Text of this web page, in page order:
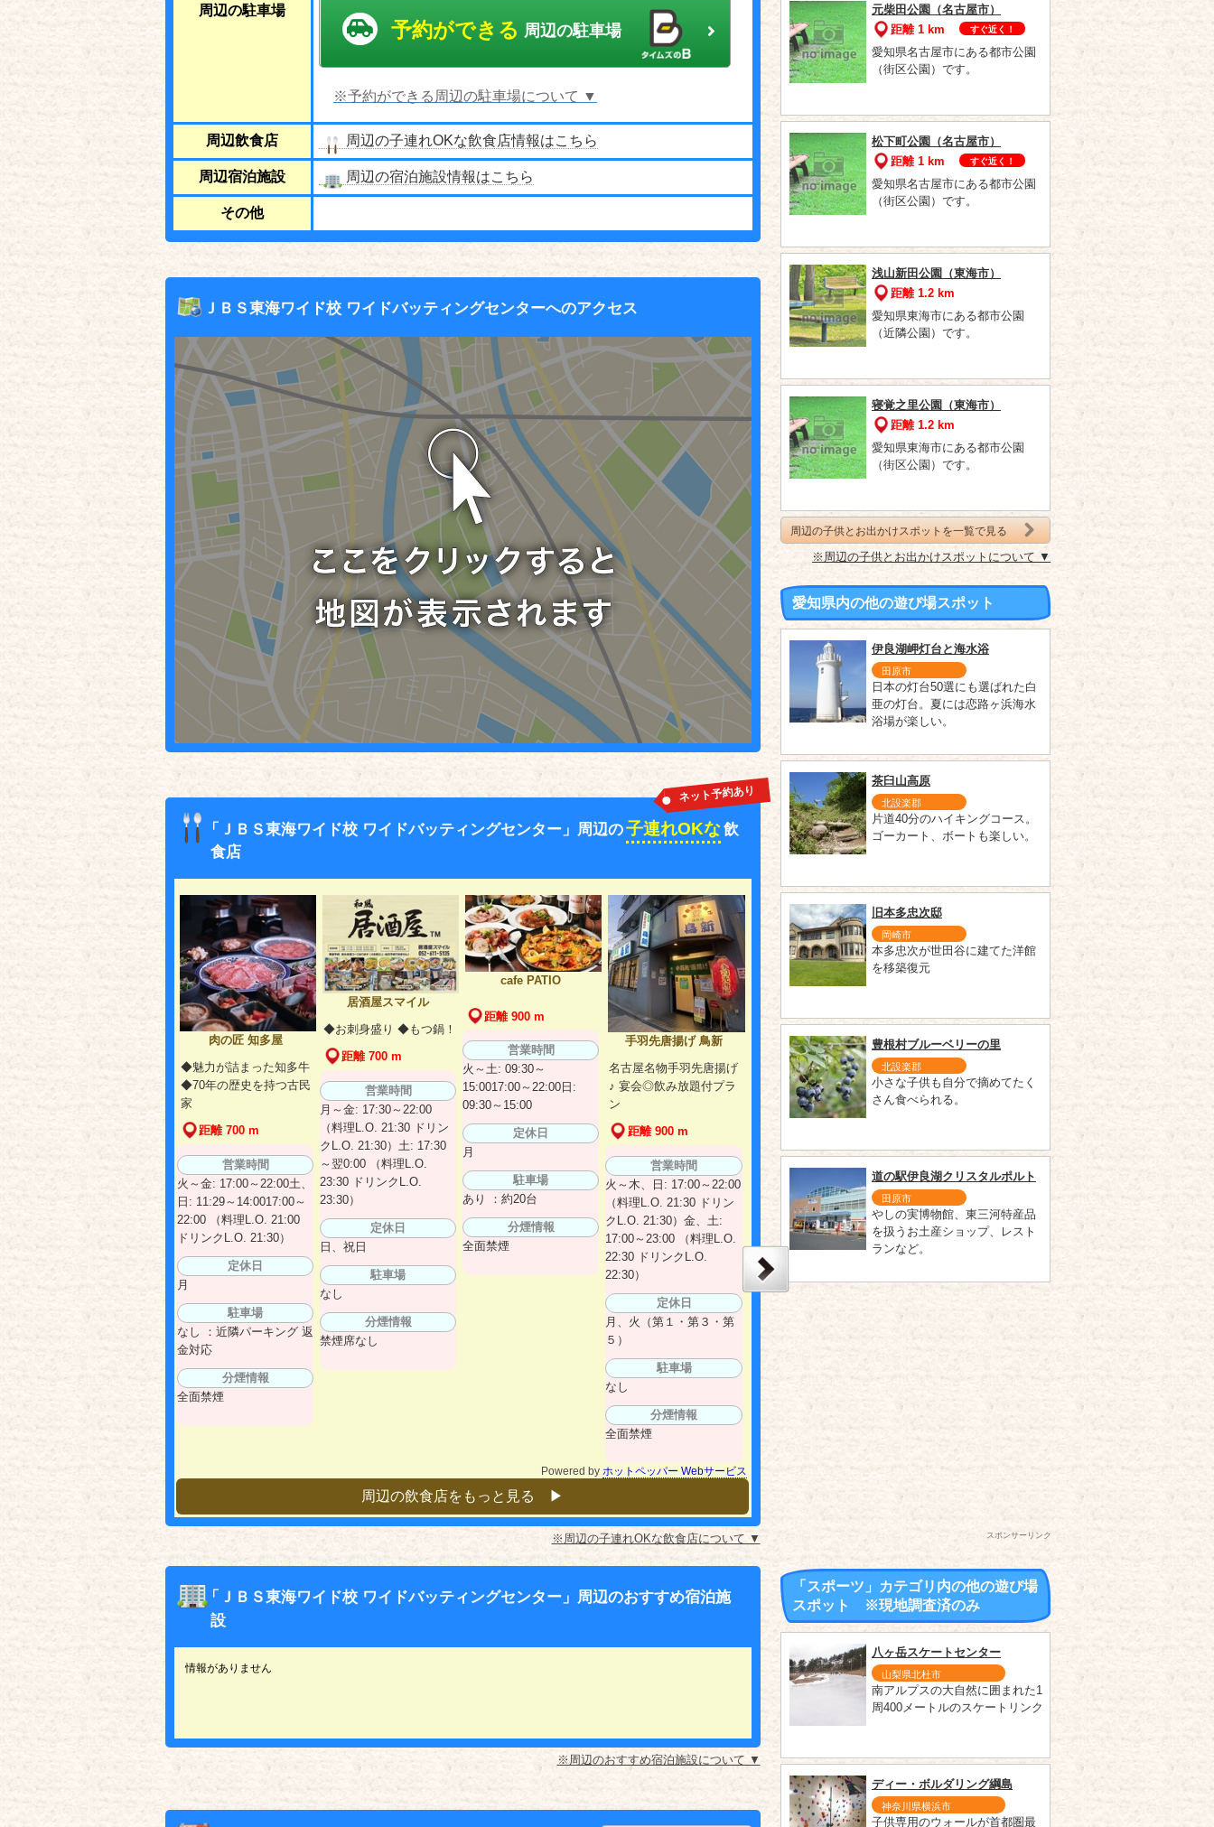
周辺の駐車場
予約ができる 周辺の駐車場
※予約ができる周辺の駐車場について ▼
周辺飲食店 周辺の子連れOKな飲食店情報はこちら
周辺宿泊施設 周辺の宿泊施設情報はこちら
その他
ＪＢＳ東海ワイド校 ワイドバッティングセンターへのアクセス
「ＪＢＳ東海ワイド校 ワイドバッティングセンター」周辺の子連れOKな飲
食店
ネット予約あり
肉の匠 知多屋
◆魅力が詰まった知多牛
◆70年の歴史を持つ古民
家
距離 700 m
営業時間
火～金: 17:00～22:00土、
日: 11:29～14:0017:00～
22:00 （料理L.O. 21:00
ドリンクL.O. 21:30）
定休日
月
駐車場
なし ：近隣パーキング 返
金対応
分煙情報
全面禁煙
居酒屋スマイル
◆お刺身盛り ◆もつ鍋！
距離 700 m
営業時間
月～金: 17:30～22:00
（料理L.O. 21:30 ドリン
クL.O. 21:30）土: 17:30
～翌0:00 （料理L.O.
23:30 ドリンクL.O.
23:30）
定休日
日、祝日
駐車場
なし
分煙情報
禁煙席なし
cafe PATIO
距離 900 m
営業時間
火～土: 09:30～
15:0017:00～22:00日:
09:30～15:00
定休日
月
駐車場
あり ：約20台
分煙情報
全面禁煙
手羽先唐揚げ 鳥新
名古屋名物手羽先唐揚げ
♪ 宴会◎飲み放題付プラ
ン
距離 900 m
営業時間
火～木、日: 17:00～22:00
（料理L.O. 21:30 ドリン
クL.O. 21:30）金、土:
17:00～23:00 （料理L.O.
22:30 ドリンクL.O.
22:30）
定休日
月、火（第１・第３・第
５）
駐車場
なし
分煙情報
全面禁煙
Powered by ホットペッパー Webサービス
周辺の飲食店をもっと見る ▶︎
※周辺の子連れOKな飲食店について ▼
「ＪＢＳ東海ワイド校 ワイドバッティングセンター」周辺のおすすめ宿泊施
設
情報がありません
※周辺のおすすめ宿泊施設について ▼
元柴田公園（名古屋市）
距離 1 km
すぐ近く！
愛知県名古屋市にある都市公園
（街区公園）です。
松下町公園（名古屋市）
距離 1 km
すぐ近く！
愛知県名古屋市にある都市公園
（街区公園）です。
浅山新田公園（東海市）
距離 1.2 km
愛知県東海市にある都市公園
（近隣公園）です。
寝覚之里公園（東海市）
距離 1.2 km
愛知県東海市にある都市公園
（街区公園）です。
周辺の子供とお出かけスポットを一覧で見る
※周辺の子供とお出かけスポットについて ▼
愛知県内の他の遊び場スポット
伊良湖岬灯台と海水浴
田原市
日本の灯台50選にも選ばれた白
亜の灯台。夏には恋路ヶ浜海水
浴場が楽しい。
茶臼山高原
北設楽郡
片道40分のハイキングコース。
ゴーカート、ボートも楽しい。
旧本多忠次邸
岡崎市
本多忠次が世田谷に建てた洋館
を移築復元
豊根村ブルーベリーの里
北設楽郡
小さな子供も自分で摘めてたく
さん食べられる。
道の駅伊良湖クリスタルポルト
田原市
やしの実博物館、東三河特産品
を扱うお土産ショップ、レスト
ランなど。
スポンサーリンク
「スポーツ」カテゴリ内の他の遊び場
スポット ※現地調査済のみ
八ヶ岳スケートセンター
山梨県北杜市
南アルプスの大自然に囲まれた1
周400メートルのスケートリンク
ディー・ボルダリング綱島
神奈川県横浜市
子供専用のウォールが首都圏最